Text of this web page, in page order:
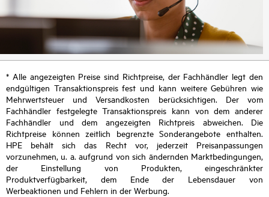
* Alle angezeigten Preise sind Richtpreise, der Fachhändler legt den
endgültigen Transaktionspreis fest und kann weitere Gebühren wie
Mehrwertsteuer und Versandkosten berücksichtigen. Der vom
Fachhändler festgelegte Transaktionspreis kann von dem anderer
Fachhändler und dem angezeigten Richtpreis abweichen. Die
Richtpreise können zeitlich begrenzte Sonderangebote enthalten.
HPE behält sich das Recht vor, jederzeit Preisanpassungen
vorzunehmen, u. a. aufgrund von sich ändernden Marktbedingungen,
der Einstellung von Produkten, eingeschränkter
Produktverfügbarkeit, dem Ende der Lebensdauer von
Werbeaktionen und Fehlern in der Werbung.